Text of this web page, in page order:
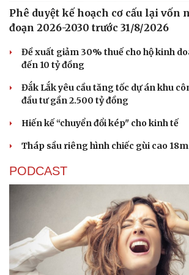
Cải chính
Phê duyệt kế hoạch cơ cấu lại vốn
đoạn 2026-2030 trước 31/8/2026
Đề xuất giảm 30% thuế cho hộ kinh
đến 10 tỷ đồng
Đắk Lắk yêu cầu tăng tốc dự án khu
đầu tư gần 2.500 tỷ đồng
Hiến kế “chuyển đổi kép" cho kinh tế
Tháp sầu riêng hình chiếc gùi cao
PODCAST